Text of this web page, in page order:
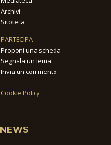
Archivi
Sitoteca
PARTECIPA
Proponi una scheda
Segnala un tema
Invia un commento
Cookie Policy
NEWS